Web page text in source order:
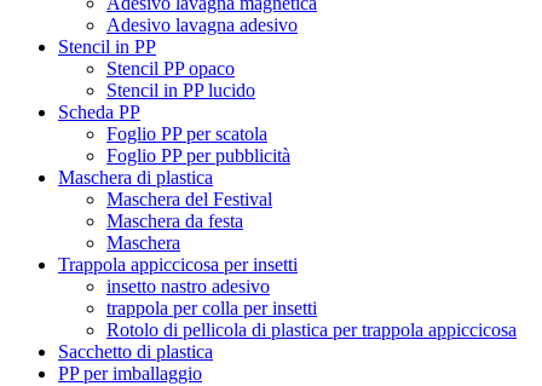
Adesivo lavagna adesivo
Stencil in PP
Stencil PP opaco
Stencil in PP lucido
Scheda PP
Foglio PP per scatola
Foglio PP per pubblicità
Maschera di plastica
Maschera del Festival
Maschera da festa
Maschera
Trappola appiccicosa per insetti
insetto nastro adesivo
trappola per colla per insetti
Rotolo di pellicola di plastica per trappola appiccicosa
Sacchetto di plastica
PP per imballaggio